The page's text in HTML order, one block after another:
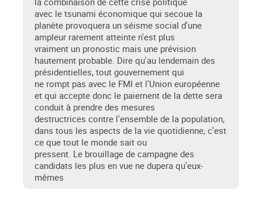
avec le tsunami économique qui secoue la
planète provoquera un séisme social d'une
ampleur rarement atteinte n'est plus
vraiment un pronostic mais une prévision
hautement probable. Dire qu'au lendemain des
présidentielles, tout gouvernement qui
ne rompt pas avec le FMI et l'Union européenne
et qui accepte donc le paiement de la dette sera
conduit à prendre des mesures
destructrices contre l'ensemble de la population,
dans tous les aspects de la vie quotidienne, c'est
ce que tout le monde sait ou
pressent. Le brouillage de campagne des
candidats les plus en vue ne dupera qu'eux-
mêmes